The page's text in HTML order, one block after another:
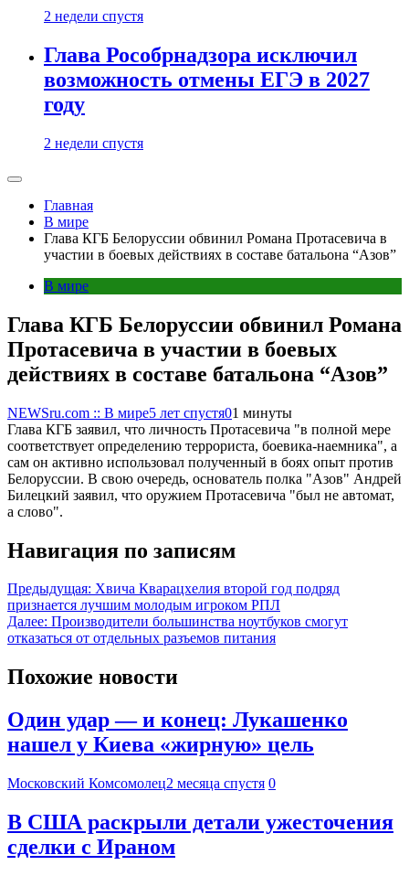
2 недели спустя
Глава Рособрнадзора исключил
возможность отмены ЕГЭ в 2027
году
2 недели спустя
Главная
В мире
Глава КГБ Белоруссии обвинил Романа Протасевича в
участии в боевых действиях в составе батальона “Азов”
В мире
Глава КГБ Белоруссии обвинил Романа
Протасевича в участии в боевых
действиях в составе батальона “Азов”
NEWSru.com :: В мире5 лет спустя01 минуты
Глава КГБ заявил, что личность Протасевича "в полной мере
соответствует определению террориста, боевика-наемника", а
сам он активно использовал полученный в боях опыт против
Белоруссии. В свою очередь, основатель полка "Азов" Андрей
Билецкий заявил, что оружием Протасевича "был не автомат,
а слово".
Навигация по записям
Предыдущая: Хвича Кварацхелия второй год подряд
признается лучшим молодым игроком РПЛ
Далее: Производители большинства ноутбуков смогут
отказаться от отдельных разъемов питания
Похожие новости
Один удар — и конец: Лукашенко
нашел у Киева «жирную» цель
Московский Комсомолец2 месяца спустя 0
В США раскрыли детали ужесточения
сделки с Ираном